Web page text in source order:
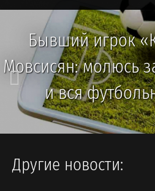
Бывший игрок
Мовсисян: молюсь
и вся
Другие новости: